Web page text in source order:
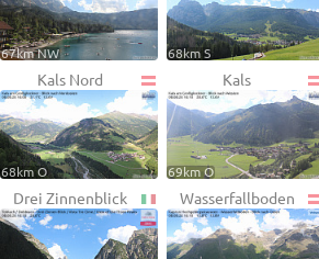
67km NW 68km S
Kals Nord
68km O
Kals
69km O
Drei Zinnenblick Wasserfallboden